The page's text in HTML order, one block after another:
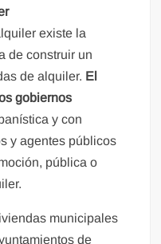
existe la
de construir un
de alquiler. El
gobiernos
y con
y agentes públicos
pública o
municipales
de